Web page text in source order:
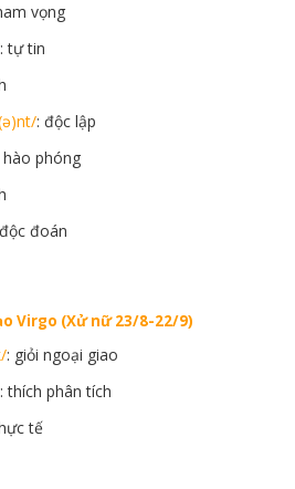
vọng
: tự tin
: độc lập
hào phóng
đoán
Virgo (Xử nữ 23/8-22/9)
: giỏi ngoại giao
: thích phân tích
tế